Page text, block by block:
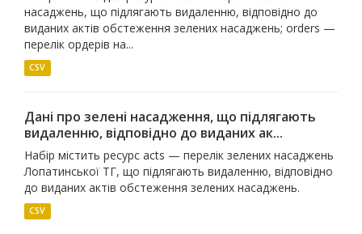
насаджень, що підлягають видаленню, відповідно до
виданих актів обстеження зелених насаджень; orders —
перелік ордерів на...
CSV
Дані про зелені насадження, що підлягають
видаленню, відповідно до виданих ак...
Набір містить ресурс acts — перелік зелених насаджень
Лопатинської ТГ, що підлягають видаленню, відповідно
до виданих актів обстеження зелених насаджень.
CSV